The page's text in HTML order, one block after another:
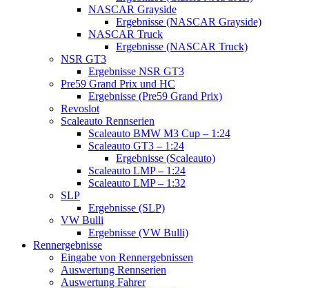
NASCAR Grayside
Ergebnisse (NASCAR Grayside)
NASCAR Truck
Ergebnisse (NASCAR Truck)
NSR GT3
Ergebnisse NSR GT3
Pre59 Grand Prix und HC
Ergebnisse (Pre59 Grand Prix)
Revoslot
Scaleauto Rennserien
Scaleauto BMW M3 Cup – 1:24
Scaleauto GT3 – 1:24
Ergebnisse (Scaleauto)
Scaleauto LMP – 1:24
Scaleauto LMP – 1:32
SLP
Ergebnisse (SLP)
VW Bulli
Ergebnisse (VW Bulli)
Rennergebnisse
Eingabe von Rennergebnissen
Auswertung Rennserien
Auswertung Fahrer